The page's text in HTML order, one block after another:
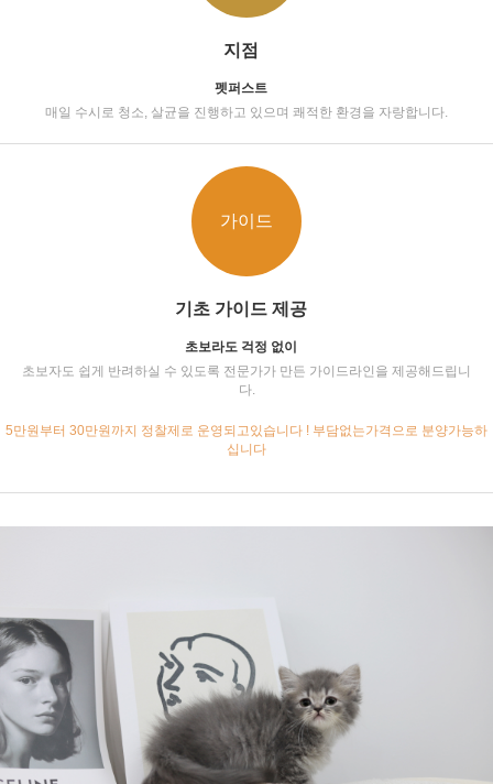
지점
펫퍼스트
매일 수시로 청소, 살균을 진행하고 있으며 쾌적한 환경을 자랑합니다.
가이드
기초 가이드 제공
초보라도 걱정 없이
초보자도 쉽게 반려하실 수 있도록 전문가가 만든 가이드라인을 제공해드립니
다.
5만원부터 30만원까지 정찰제로 운영되고있습니다 ! 부담없는가격으로 분양가능하
십니다